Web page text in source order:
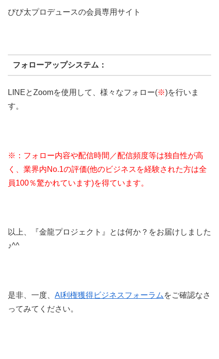
びび太プロデュースの会員専用サイト
フォローアップシステム：
LINEとZoomを使用して、様々なフォロー(※)を行いま
す。
※：フォロー内容や配信時間／配信頻度等は独自性が高
く、業界内No.1の評価(他のビジネスを経験された方は全
員100％驚かれています)を得ています。
以上、『金龍プロジェクト』とは何か？をお届けしました
♪^^
是非、一度、 AI利権獲得ビジネスフォーラム をご確認なさ
ってみてください。